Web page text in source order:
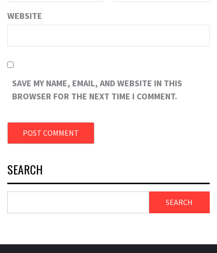
WEBSITE
SAVE MY NAME, EMAIL, AND WEBSITE IN THIS
BROWSER FOR THE NEXT TIME I COMMENT.
SEARCH
SEARCH